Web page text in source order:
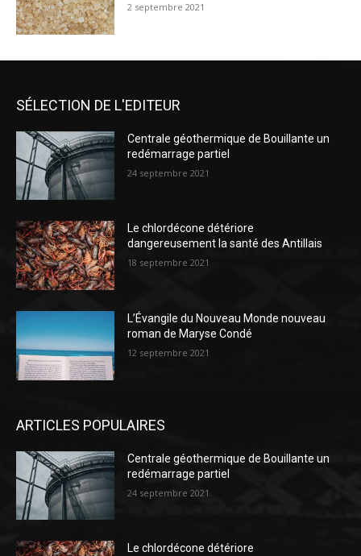
2 septembre 2021
SÉLECTION DE L'EDITEUR
Centrale géothermique de Bouillante un
redémarrage partiel
24 septembre 2021
Le chlordécone détériore
dangereusement la santé des Antillais
18 septembre 2021
L’Évangile du Nouveau Monde nouveau
roman de Maryse Condé
12 septembre 2021
ARTICLES POPULAIRES
Centrale géothermique de Bouillante un
redémarrage partiel
24 septembre 2021
Le chlordécone détériore